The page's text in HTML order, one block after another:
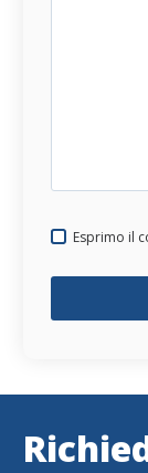
Esprimo il